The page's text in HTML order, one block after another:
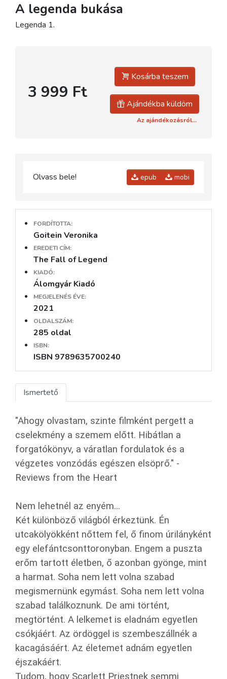
A legenda bukása
Legenda 1.
3 999 Ft
Kosárba teszem
Ajándékba küldöm
Az ajándékozásról...
Olvass bele! epub mobi
FORDÍTOTTA:
Goitein Veronika
EREDETI CÍM:
The Fall of Legend
KIADÓ:
Álomgyár Kiadó
MEGJELENÉS ÉVE:
2021
OLDALSZÁM:
285 oldal
ISBN:
ISBN 9789635700240
Ismertető
"Ahogy olvastam, szinte filmként pergett a
cselekmény a szemem előtt. Hibátlan a
forgatókönyv, a váratlan fordulatok és a
végzetes vonzódás egészen elsöprő." -
Reviews from the Heart
Nem lehetnél az enyém...
Két különböző világból érkeztünk. Én
utcakölyökként nőttem fel, ő finom úrilányként
egy elefántcsonttoronyban. Engem a puszta
erőm tartott életben, ő azonban gyönge, mint
a harmat. Soha nem lett volna szabad
megismernünk egymást. Soha nem lett volna
szabad találkoznunk. De ami történt,
megtörtént. A lelkemet is eladnám egyetlen
csókjáért. Az ördöggel is szembeszállnék a
kacagásáért. Az életemet adnám egyetlen
éjszakáért.
Tudom, hogy Scarlett Priestnek semmi